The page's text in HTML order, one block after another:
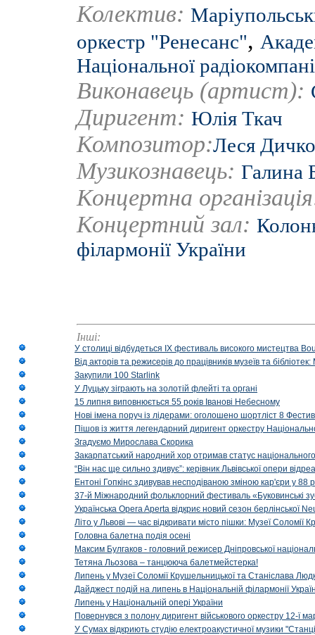
Колектив:
оркестр "Ренесанс",
Національної
Виконавець (артист):
Диригент: Юлія Ткач
Композитор:Леся Дичко
Музикознавець: Галина
Концертна
Концертний зал:
філармонії України
Інші:
У столиці відбудеться IX фестиваль високого мистецтва
Від акторів та режисерів до працівників музеїв та
Закупили 100 Starlink
У Луцьку зіграють на золотій флейті та органі
15 липня виповнюється 55 років Іванові Небесному
Нові імена поруч із лідерами: оголошено шортліст 8
Пішов із життя легендарний диригент оркестру
Згадуємо Мирослава Скорика
Закарпатський народний хор отримав статус національного
“Він нас ще сильно здивує”: керівник Львівської опери
Ентоні Гопкінс здивував несподіваною зміною кар'єри у 88
37-й Міжнародний фольклорний фестиваль «Буковинські
Українська Opera Aperta відкриє новий сезон берлінської
Літо у Львові — час відкривати місто пішки: Музеї Соломії
Головна балетна подія осені
Максим Булгаков - головний режисер Дніпровської
Тетяна Льозова – танцююча балетмейстерка!
Липень у Музеї Соломії Крушельницької та Станіслава
Дайджест подій на липень в Національній філармонії
Липень у Національній опері України
Повернувся з полону диригент військового оркестру 12-ї
У Сумах відкриють студію електроакустичної музики